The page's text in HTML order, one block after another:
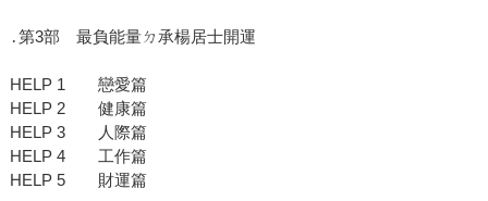
․第3部 最負能量ㄉ承楊居士開運
HELP 1 戀愛篇
HELP 2 健康篇
HELP 3 人際篇
HELP 4 工作篇
HELP 5 財運篇